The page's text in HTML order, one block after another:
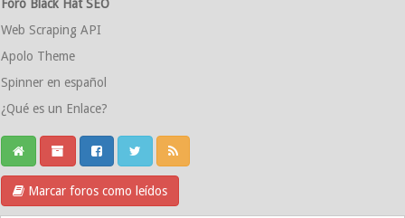
Foro Black Hat SEO
Web Scraping API
Apolo Theme
Spinner en español
¿Qué es un Enlace?
Marcar foros como leídos